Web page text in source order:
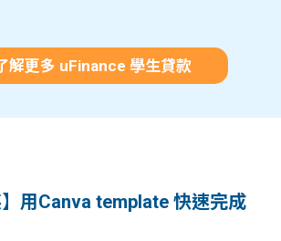
解更多 uFinance 學生貸款
】用Canva template 快速完成